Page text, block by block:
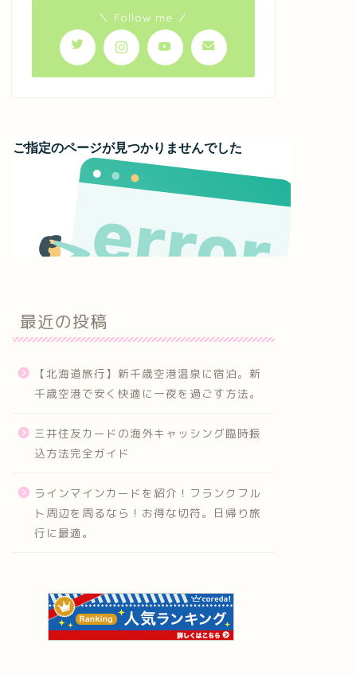
＼ Follow me ／
最近の投稿
【北海道旅行】新千歳空港温泉に宿泊。新
千歳空港で安く快適に一夜を過ごす方法。
三井住友カードの海外キャッシング臨時振
込方法完全ガイド
ラインマインカードを紹介！フランクフル
ト周辺を周るなら！お得な切符。日帰り旅
行に最適。